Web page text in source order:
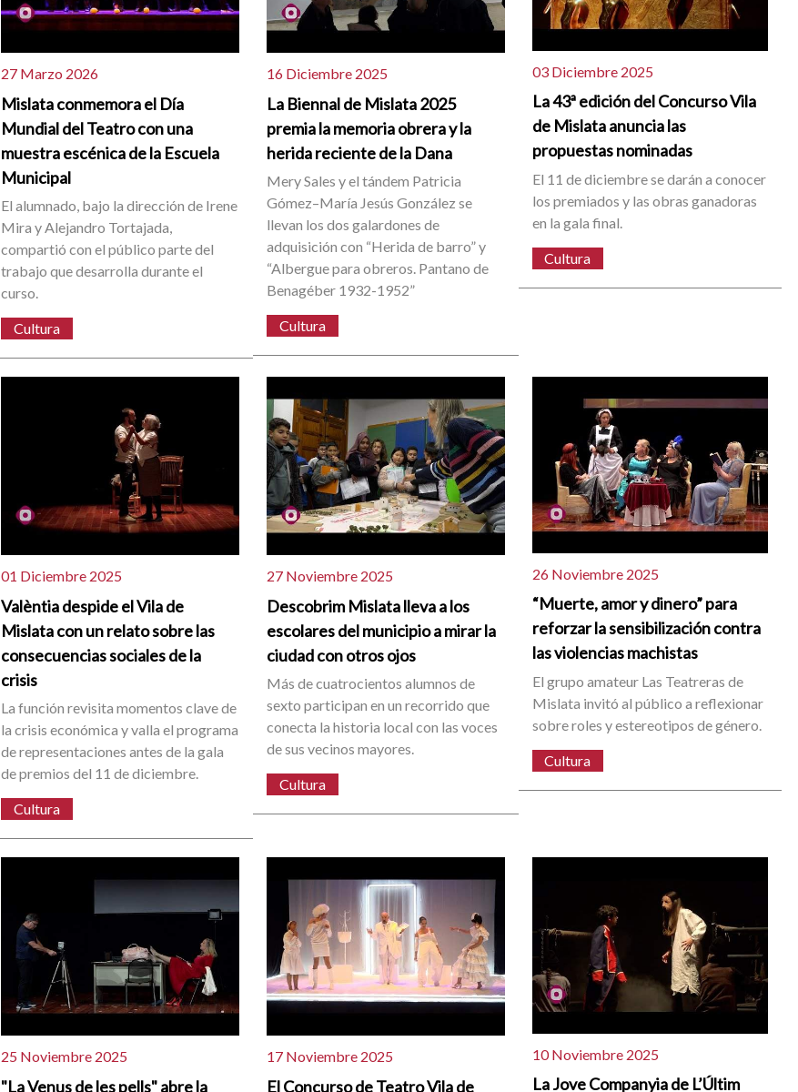
27 Marzo 2026
Mislata conmemora el Día
Mundial del Teatro con una
muestra escénica de la Escuela
Municipal
El alumnado, bajo la dirección de Irene
Mira y Alejandro Tortajada,
compartió con el público parte del
trabajo que desarrolla durante el
curso.
Cultura
16 Diciembre 2025
La Biennal de Mislata 2025
premia la memoria obrera y la
herida reciente de la Dana
Mery Sales y el tándem Patricia
Gómez–María Jesús González se
llevan los dos galardones de
adquisición con “Herida de barro” y
“Albergue para obreros. Pantano de
Benagéber 1932-1952”
Cultura
03 Diciembre 2025
La 43ª edición del Concurso Vila
de Mislata anuncia las
propuestas nominadas
El 11 de diciembre se darán a conocer
los premiados y las obras ganadoras
en la gala final.
Cultura
01 Diciembre 2025
Valèntia despide el Vila de
Mislata con un relato sobre las
consecuencias sociales de la
crisis
La función revisita momentos clave de
la crisis económica y valla el programa
de representaciones antes de la gala
de premios del 11 de diciembre.
Cultura
27 Noviembre 2025
Descobrim Mislata lleva a los
escolares del municipio a mirar la
ciudad con otros ojos
Más de cuatrocientos alumnos de
sexto participan en un recorrido que
conecta la historia local con las voces
de sus vecinos mayores.
Cultura
26 Noviembre 2025
“Muerte, amor y dinero” para
reforzar la sensibilización contra
las violencias machistas
El grupo amateur Las Teatreras de
Mislata invitó al público a reflexionar
sobre roles y estereotipos de género.
Cultura
25 Noviembre 2025
"La Venus de les pells" abre la
17 Noviembre 2025
El Concurso de Teatro Vila de
10 Noviembre 2025
La Jove Companyia de L’Últim